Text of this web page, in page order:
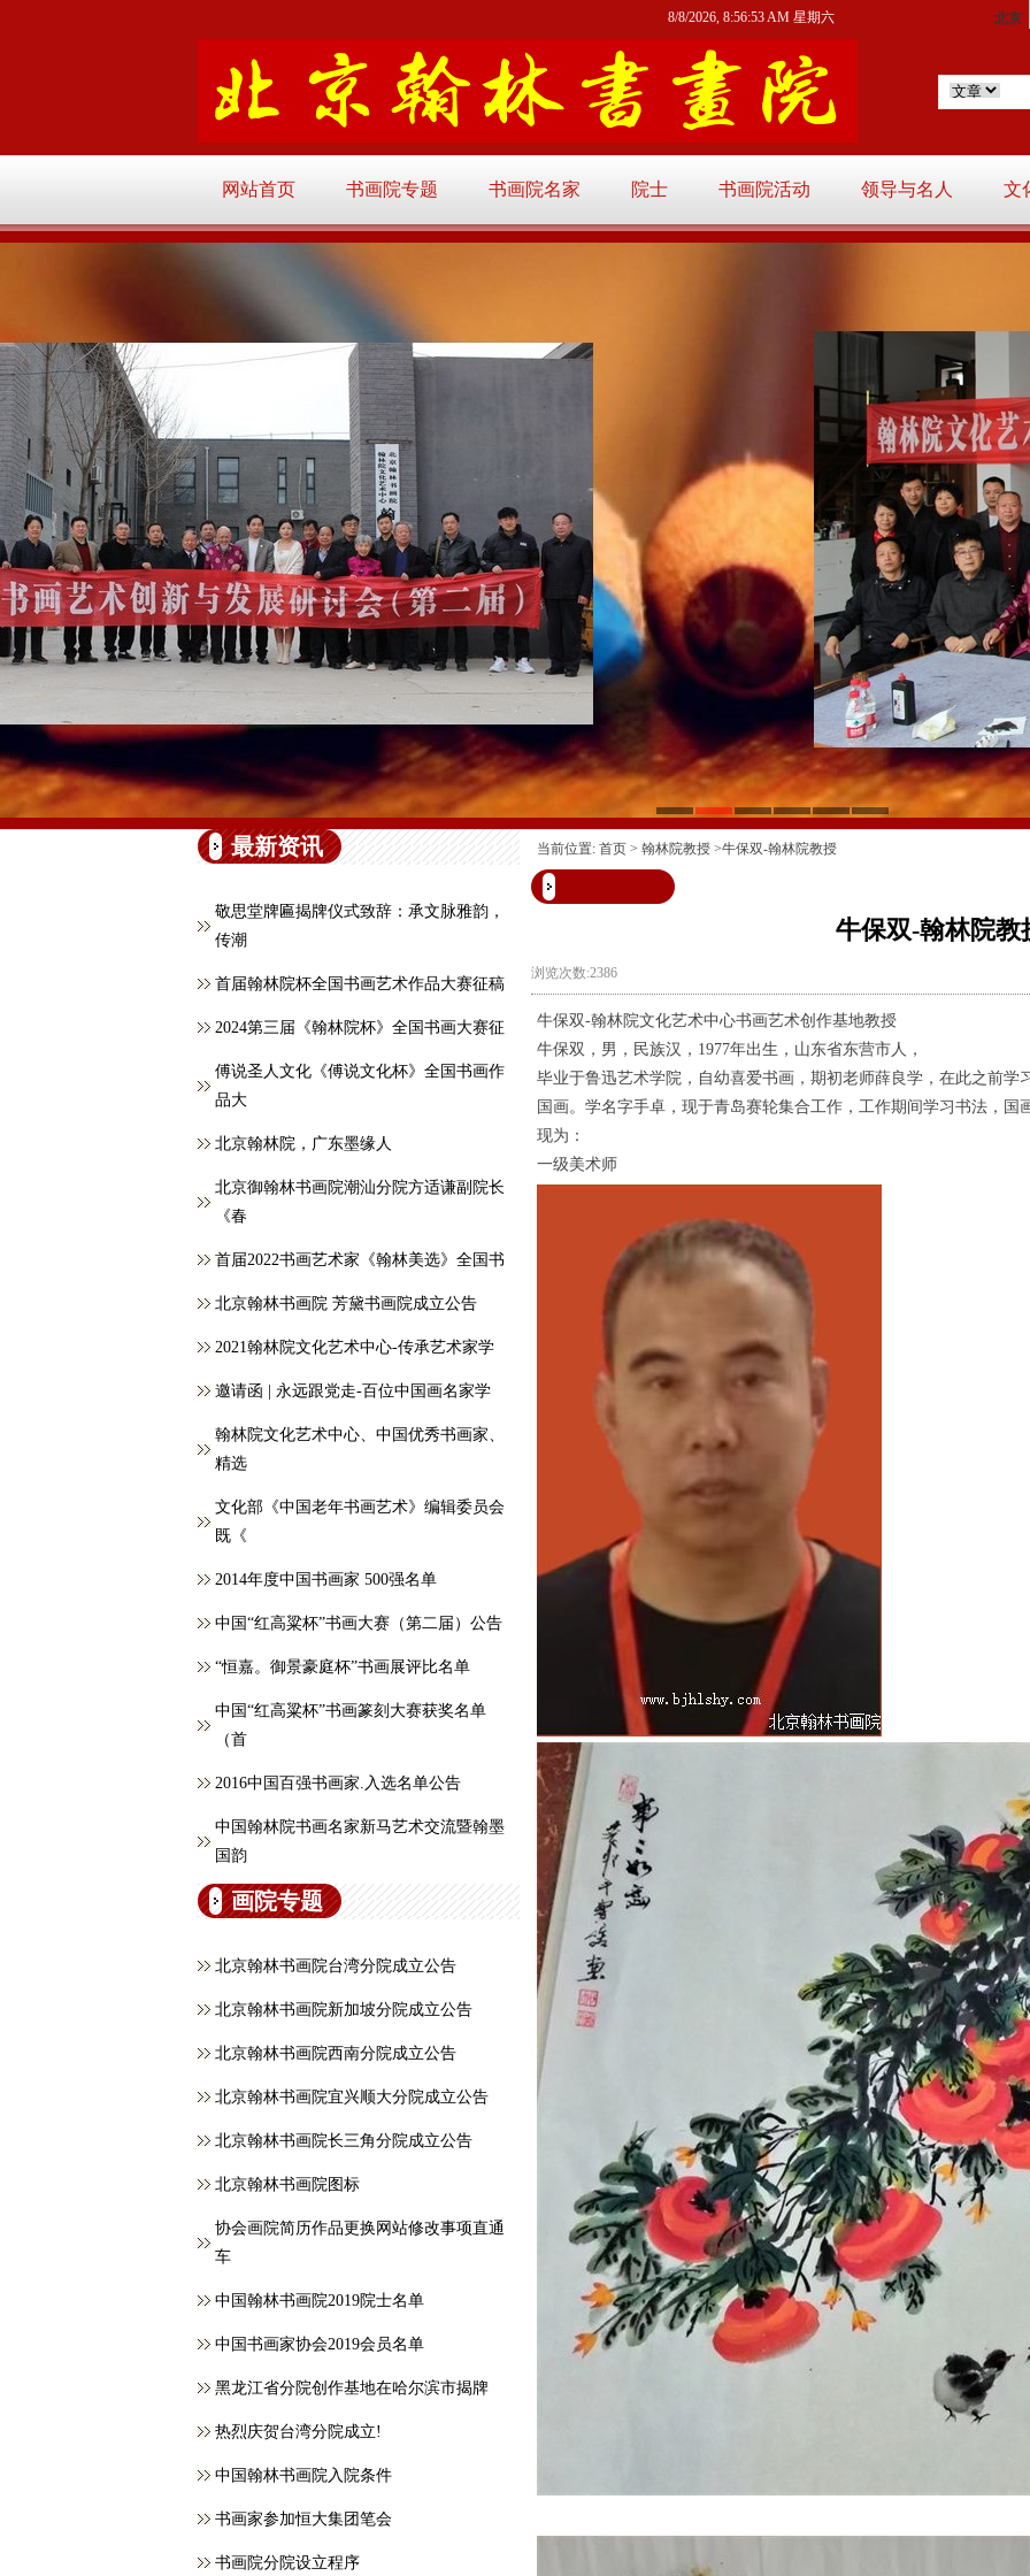
网站首页 书画院专题 书画院名家 院士 书画院活动 领导与名人 文
8/8/2026, 8:56:55 AM 星期六
1 3
最新资讯
敬思堂牌匾揭牌仪式致辞：承文脉雅韵，
传潮
首届翰林院杯全国书画艺术作品大赛征稿
2024第三届《翰林院杯》全国书画大赛征
傅说圣人文化《傅说文化杯》全国书画作
品大
北京翰林院，广东墨缘人
北京御翰林书画院潮汕分院方适谦副院长
《春
首届2022书画艺术家《翰林美选》全国书
北京翰林书画院 芳黛书画院成立公告
2021翰林院文化艺术中心-传承艺术家学
邀请函 | 永远跟党走-百位中国画名家学
翰林院文化艺术中心、中国优秀书画家、
精选
文化部《中国老年书画艺术》编辑委员会
既《
2014年度中国书画家 500强名单
中国“红高粱杯”书画大赛（第二届）公告
“恒嘉。御景豪庭杯”书画展评比名单
中国“红高粱杯”书画篆刻大赛获奖名单
（首
2016中国百强书画家.入选名单公告
中国翰林院书画名家新马艺术交流暨翰墨
国韵
画院专题
北京翰林书画院台湾分院成立公告
北京翰林书画院新加坡分院成立公告
北京翰林书画院西南分院成立公告
北京翰林书画院宜兴顺大分院成立公告
北京翰林书画院长三角分院成立公告
北京翰林书画院图标
协会画院简历作品更换网站修改事项直通
车
中国翰林书画院2019院士名单
中国书画家协会2019会员名单
黑龙江省分院创作基地在哈尔滨市揭牌
热烈庆贺台湾分院成立!
中国翰林书画院入院条件
书画家参加恒大集团笔会
书画院分院设立程序
当前位置: 首页 > 翰林院教授 >牛保双-翰林院教授
牛保双-翰林院教
浏览次数:2386
牛保双-翰林院文化艺术中心书画艺术创作基地教授
牛保双，男，民族汉，1977年出生，山东省东营市人，
毕业于鲁迅艺术学院，自幼喜爱书画，期初老师薛良学，在此之前学
国画。学名字手卓，现于青岛赛轮集合工作，工作期间学习书法，国
现为：
一级美术师